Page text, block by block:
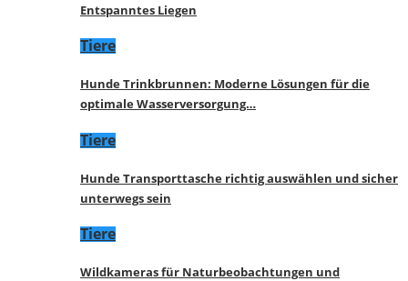
Entspanntes Liegen
Tiere
Hunde Trinkbrunnen: Moderne Lösungen für die
optimale Wasserversorgung…
Tiere
Hunde Transporttasche richtig auswählen und sicher
unterwegs sein
Tiere
Wildkameras für Naturbeobachtungen und